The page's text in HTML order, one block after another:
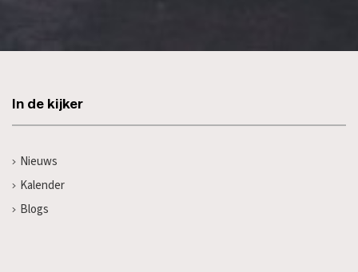
In de kijker
Nieuws
Kalender
Blogs